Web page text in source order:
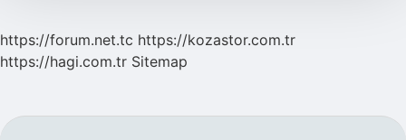
https://forum.net.tc https://kozastor.com.tr
https://hagi.com.tr Sitemap